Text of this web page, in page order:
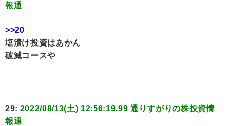
報通
>>20
塩漬け投資はあかん
破滅コースや
29: 2022/08/13(土) 12:56:19.99 通りすがりの株投資情
報通